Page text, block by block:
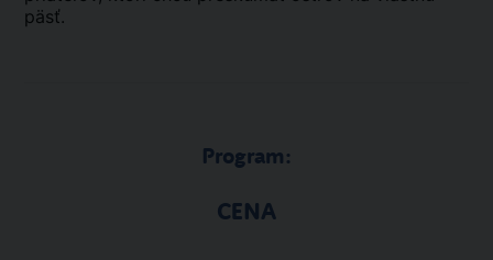
päsť.
Program:
CENA